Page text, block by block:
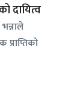
दायित्व